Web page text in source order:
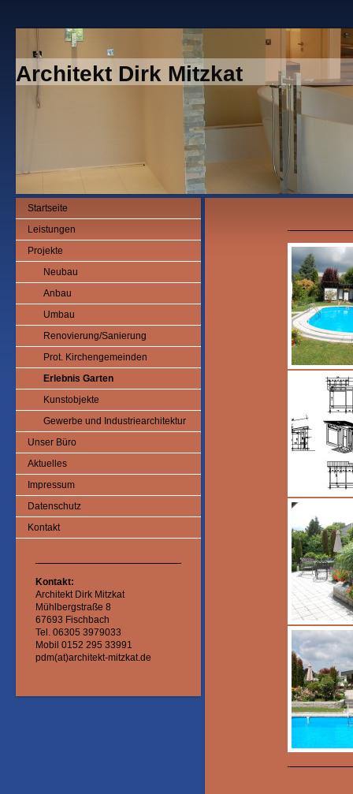
Architekt Dirk Mitzkat
Startseite
Leistungen
Projekte
Neubau
Anbau
Umbau
Renovierung/Sanierung
Prot. Kirchengemeinden
Erlebnis Garten
Kunstobjekte
Gewerbe und Industriearchitektur
Unser Büro
Aktuelles
Impressum
Datenschutz
Kontakt
Kontakt:
Architekt Dirk Mitzkat
Mühlbergstraße 8
67693 Fischbach
Tel. 06305 3979033
Mobil 0152 295 33991
pdm(at)architekt-mitzkat.de